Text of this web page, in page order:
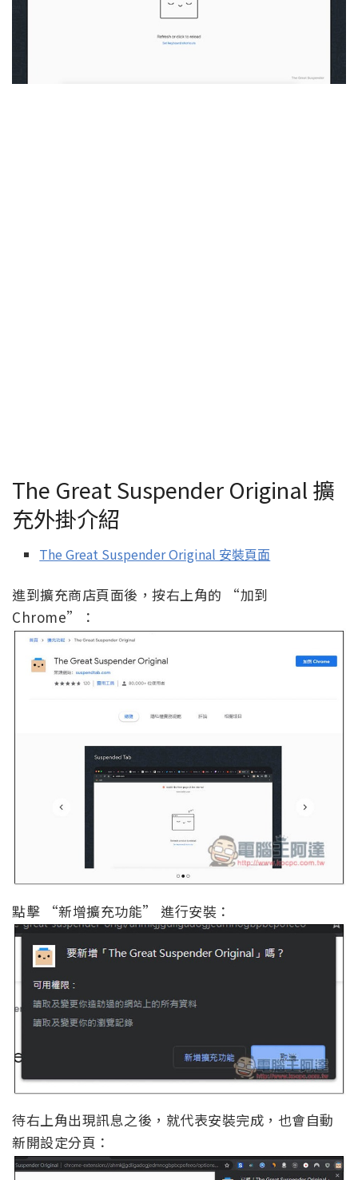
The Great Suspender Original 擴
充外掛介紹
The Great Suspender Original 安裝頁面
進到擴充商店頁面後，按右上角的 “加到
Chrome”：
點擊 “新增擴充功能” 進行安裝：
待右上角出現訊息之後，就代表安裝完成，也會自動
新開設定分頁：